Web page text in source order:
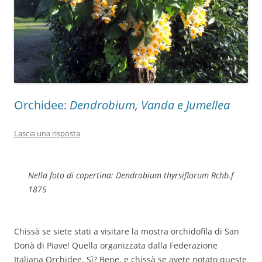
Orchidee: Dendrobium, Vanda e Jumellea
Lascia una risposta
Nella foto di copertina: Dendrobium thyrsiflorum Rchb.f
1875
Chissà se siete stati a visitare la mostra orchidofila di San
Donà di Piave! Quella organizzata dalla Federazione
Italiana Orchidee. Sì? Bene, e chissà se avete notato queste